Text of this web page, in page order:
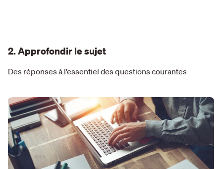
2. Approfondir le sujet
Des réponses à l’essentiel des questions courantes